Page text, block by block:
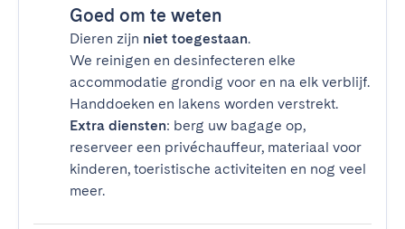
Goed om te weten
Dieren zijn niet toegestaan.
We reinigen en desinfecteren elke
accommodatie grondig voor en na elk verblijf.
Handdoeken en lakens worden verstrekt.
Extra diensten: berg uw bagage op,
reserveer een privéchauffeur, materiaal voor
kinderen, toeristische activiteiten en nog veel
meer.